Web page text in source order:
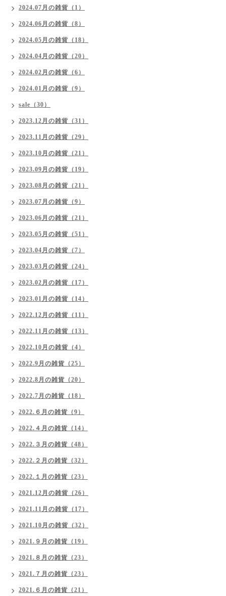
2024.07月の雑貨（1）
2024.06月の雑貨（8）
2024.05月の雑貨（18）
2024.04月の雑貨（20）
2024.02月の雑貨（6）
2024.01月の雑貨（9）
sale（30）
2023.12月の雑貨（31）
2023.11月の雑貨（29）
2023.10月の雑貨（21）
2023.09月の雑貨（19）
2023.08月の雑貨（21）
2023.07月の雑貨（9）
2023.06月の雑貨（21）
2023.05月の雑貨（51）
2023.04月の雑貨（7）
2023.03月の雑貨（24）
2023.02月の雑貨（17）
2023.01月の雑貨（14）
2022.12月の雑貨（11）
2022.11月の雑貨（13）
2022.10月の雑貨（4）
2022.9月の雑貨（25）
2022.8月の雑貨（20）
2022.7月の雑貨（18）
2022.６月の雑貨（9）
2022.４月の雑貨（14）
2022.３月の雑貨（48）
2022.２月の雑貨（32）
2022.１月の雑貨（23）
2021.12月の雑貨（26）
2021.11月の雑貨（17）
2021.10月の雑貨（32）
2021.９月の雑貨（19）
2021.８月の雑貨（23）
2021.７月の雑貨（23）
2021.６月の雑貨（21）